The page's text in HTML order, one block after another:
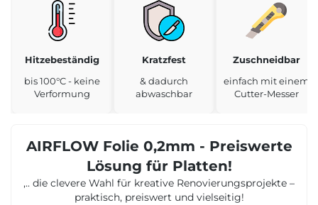
Hitzebeständig
bis 100°C - keine
Verformung
Kratzfest
& dadurch
abwaschbar
Zuschneidbar
einfach mit einem
Cutter-Messer
AIRFLOW Folie 0,2mm - Preiswerte
Lösung für Platten!
,.. die clevere Wahl für kreative Renovierungsprojekte –
praktisch, preiswert und vielseitig!